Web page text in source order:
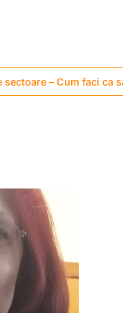
sectoare – Cum faci ca